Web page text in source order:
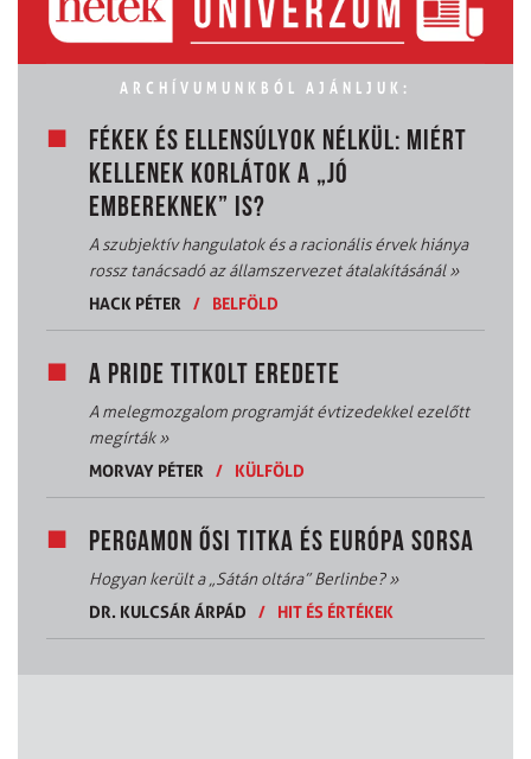
ARCHÍVUMUNKBÓL AJÁNLJUK:
FÉKEK ÉS ELLENSÚLYOK NÉLKÜL: MIÉRT
KELLENEK KORLÁTOK A „JÓ
EMBEREKNEK” IS?
A szubjektív hangulatok és a racionális érvek hiánya
rossz tanácsadó az államszervezet átalakításánál»
HACK PÉTER
/ BELFÖLD
A PRIDE TITKOLT EREDETE
A melegmozgalom programját évtizedekkel ezelőtt
megírták»
MORVAY PÉTER
/ KÜLFÖLD
PERGAMON ŐSI TITKA ÉS EURÓPA SORSA
Hogyan került a „Sátán oltára” Berlinbe?»
DR. KULCSÁR ÁRPÁD
/ HIT ÉS ÉRTÉKEK